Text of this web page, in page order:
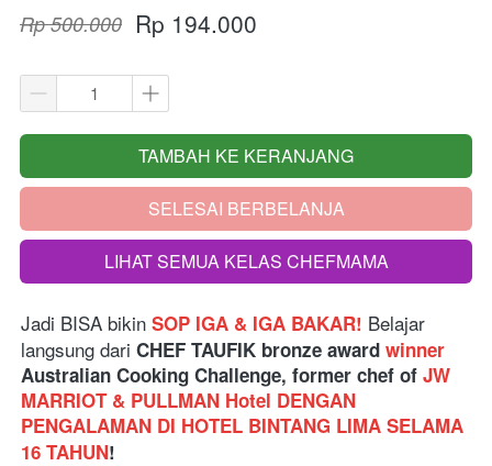
Rp 500.000 Rp 194.000
`
TAMBAH KE KERANJANG
`SELESAI BERBELANJA
`LIHAT SEMUA KELAS CHEFMAMA
Jadi BISA bikin SOP IGA & IGA BAKAR! Belajar
langsung dari CHEF TAUFIK bronze award winner
Australian Cooking Challenge, former chef of JW
MARRIOT & PULLMAN Hotel DENGAN
PENGALAMAN DI HOTEL BINTANG LIMA SELAMA
16 TAHUN!